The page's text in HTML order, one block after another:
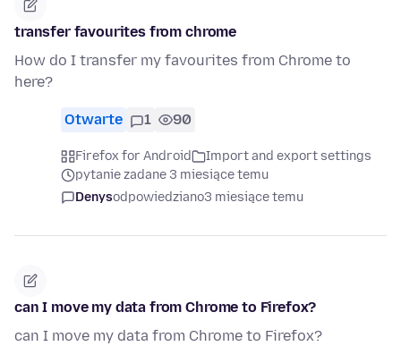
transfer favourites from chrome
How do I transfer my favourites from Chrome to
here?
Otwarte 1 90
Firefox for Android
Import and export settings
pytanie zadane 3 miesiące temu
Denysodpowiedziano3 miesiące temu
can I move my data from Chrome to Firefox?
can I move my data from Chrome to Firefox?